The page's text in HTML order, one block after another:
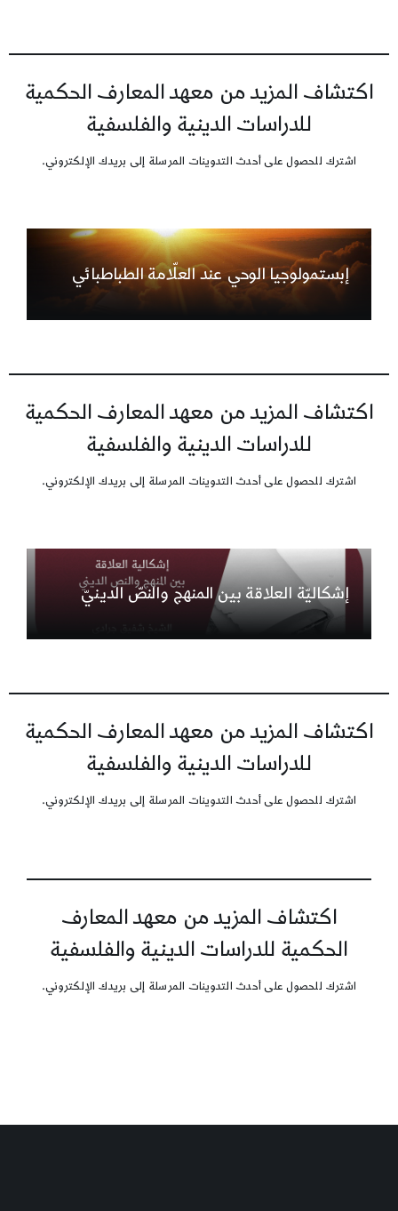
اكتشاف المزيد من معهد المعارف الحكمية
للدراسات الدينية والفلسفية
اشترك للحصول على أحدث التدوينات المرسلة إلى بريدك الإلكتروني.
إبستمولوجيا الوحي عند العلّامة الطباطبائي
اكتشاف المزيد من معهد المعارف الحكمية
للدراسات الدينية والفلسفية
اشترك للحصول على أحدث التدوينات المرسلة إلى بريدك الإلكتروني.
إشكاليّة العلاقة بين المنهج والنصّ الدينيّ
اكتشاف المزيد من معهد المعارف الحكمية
للدراسات الدينية والفلسفية
اشترك للحصول على أحدث التدوينات المرسلة إلى بريدك الإلكتروني.
اكتشاف المزيد من معهد المعارف
الحكمية للدراسات الدينية والفلسفية
اشترك للحصول على أحدث التدوينات المرسلة إلى بريدك الإلكتروني.